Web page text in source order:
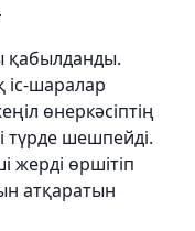
қабылданды.
іс-шаралар
өнеркәсіптің
шешпейді.
жерді өршітіп
атқаратын